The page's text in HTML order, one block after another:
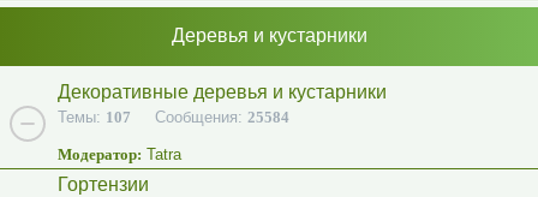
Деревья и кустарники
Декоративные деревья и кустарники
Темы: 107 Сообщения: 25584
Модератор: Tatra
Гортензии